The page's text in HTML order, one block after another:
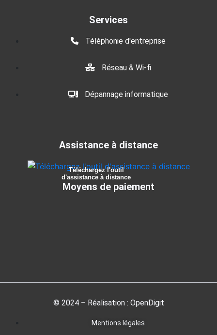
Services
Téléphonie d'entreprise
Réseau & Wi-fi
Dépannage informatique
Assistance à distance
Téléchargez l'outil
d'assistance à distance
Moyens de paiement
© 2024 – Réalisation : OpenDigit
Mentions légales